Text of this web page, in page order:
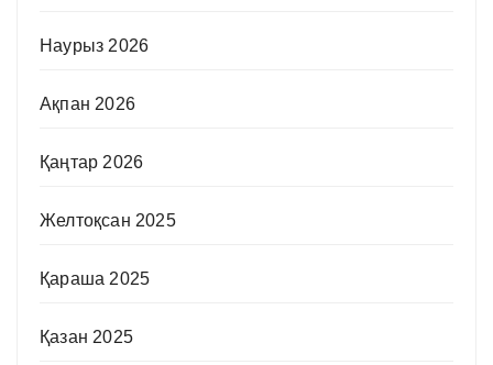
Наурыз 2026
Ақпан 2026
Қаңтар 2026
Желтоқсан 2025
Қараша 2025
Қазан 2025